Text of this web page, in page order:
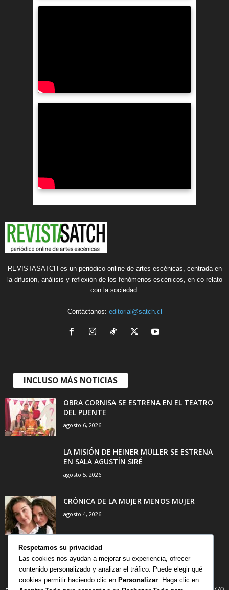
REVISTASATCH es un periódico online de artes escénicas, centrada en
la difusión, análisis y reflexión de los fenómenos escénicos, en co-relato
con la sociedad.
Contáctanos: editorial@satch.cl
INCLUSO MÁS NOTICIAS
OBRA CORNISA SE ESTRENA EN EL TEATRO
DEL PUENTE
agosto 6, 2026
LA MISIÓN DE HEINER MÜLLER SE ESTRENA
EN SALA AGUSTÍN SIRÉ
agosto 5, 2026
CRÓNICA DE LA MUJER MENOS MUJER
agosto 4, 2026
CATEGORÍA POPULAR
Respetamos su privacidad
Las cookies nos ayudan a mejorar su experiencia, ofrecer
contenido personalizado y analizar el tráfico. Puede elegir qué
cookies permitir haciendo clic en Personalizar . Haga clic en